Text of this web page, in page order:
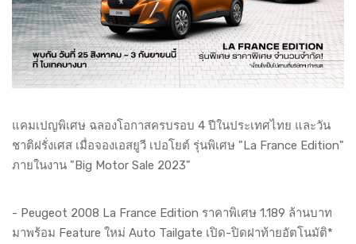
แคมเปญพิเศษ ฉลองโอกาสครบรอบ 4 ปีในประเทศไทย และวัน
ชาติฝรั่งเศส เมื่อจองเอสยูวี เปอโยต์ รุ่นพิเศษ "La France Edition"
ภายในงาน "Big Motor Sale 2023"
- Peugeot 2008 La France Edition ราคาพิเศษ 1.189 ล้านบาท
มาพร้อม Feature ใหม่ Auto Tailgate เปิด-ปิดฝาท้ายอัตโนมัติ*